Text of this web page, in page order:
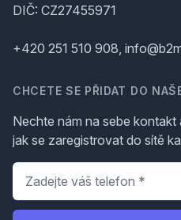
DIČ: CZ27455971
+420 251 510 908,
CHCETE SE PŘIDAT DO
Nechte nám na sebe
jak se zaregistrovat do sítě
Telefon